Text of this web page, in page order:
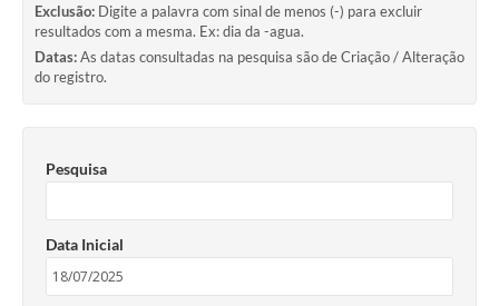
Exclusão: Digite a palavra com sinal de menos (-) para excluir
resultados com a mesma. Ex: dia da -agua.
Datas:As datas consultadas na pesquisa são de Criação / Alteração
do registro.
Pesquisa
Data Inicial